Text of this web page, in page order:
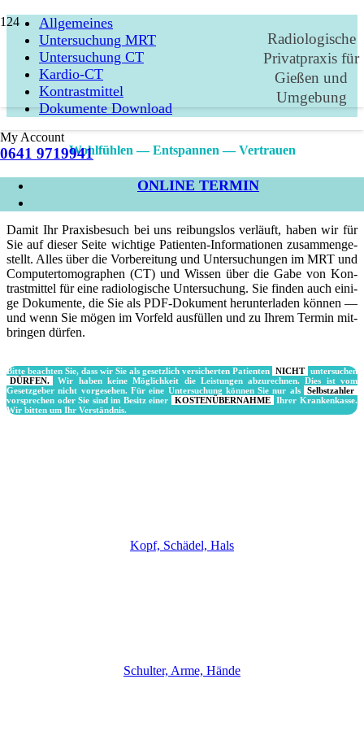
Radiologische
Privatpraxis für
Gießen und
Umgebung
My Account
0641 9719941
ONLINE TERMIN
All­ge­mei­nes
Unter­su­chung MRT
Unter­su­chung CT
Kar­dio-CT
Kon­trast­mit­tel
Doku­men­te Down­load
Wohlfühlen — Entspannen — Vertrauen
Patienten-Informationen
Damit Ihr Pra­xis­be­such bei uns rei­bungs­los ver­läuft, haben wir für
Sie auf die­ser Sei­te wich­ti­ge Pati­en­­ten-In­­­­for­­­­­ma­­­­­tio­­nen zusam­men­ge­
stellt. Alles über die Vor­be­rei­tung und Unter­su­chun­gen im MRT und
Com­pu­ter­to­mo­gra­phen (CT) und Wis­sen über die Gabe von Kon­
trast­mit­tel für eine radio­lo­gi­sche Unter­su­chung. Sie fin­den auch eini­
ge Do­ku­mente, die Sie als PDF-Do­­­ku­­­ment herunter­laden kön­nen —
und wenn Sie mögen im Vor­feld aus­fül­len und zu Ihrem Ter­min mit­
brin­gen dür­fen.
Bitte beachten Sie, dass wir Sie als gesetzlich versicherten Patienten NICHT untersuchen
DÜRFEN.
Wir haben keine Möglichkeit die Leistungen abzurechnen. Dies ist vom
Gesetzgeber nicht vorgesehen. Für eine Untersuchung können Sie nur als
Selbstzahler
vorsprechen oder Sie sind im Besitz einer
KOSTENÜBERNAHME Ihrer Krankenkasse.
Wir bitten um Ihr Verständnis.
Kopf, Schä­del, Hals
Schul­ter, Arme, Hän­de